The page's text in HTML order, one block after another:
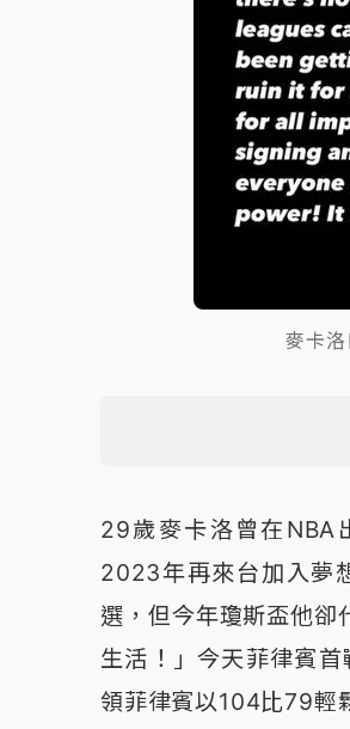
麥卡
29歲麥卡洛曾在NBA
2023年再來台加入夢
選，但今年瓊斯盃他卻
生活！」今天菲律賓
領菲律賓以104比79輕